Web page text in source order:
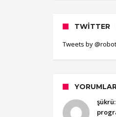
TWITTER
Tweets by